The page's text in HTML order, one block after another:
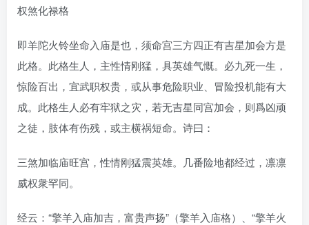
权煞化禄格
即羊陀火铃坐命入庙是也，须命宫三方四正有吉星加会方是
此格。此格生人，主性情刚猛，具英雄气慨。必九死一生，
惊险百出，宜武职权贵，或从事危险职业、冒险投机能有大
成。此格生人必有牢狱之灾，若无吉星同宫加会，则爲凶顽
之徒，肢体有伤残，或主横祸短命。诗曰：
三煞加临庙旺宫，性情刚猛震英雄。几番险地都经过，凛凛
威权衆罕同。
经云：“擎羊入庙加吉，富贵声扬”（擎羊入庙格）、“擎羊火